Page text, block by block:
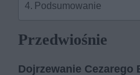
Podsumowanie
Przedwiośnie
Dojrzewanie Cezarego